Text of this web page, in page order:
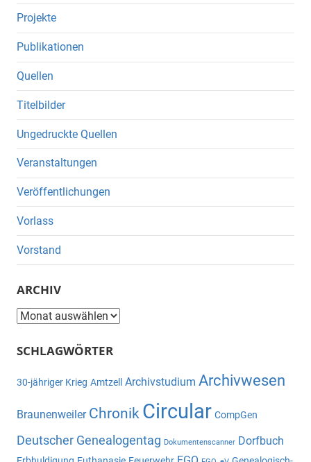
Projekte
Publikationen
Quellen
Titelbilder
Ungedruckte Quellen
Veranstaltungen
Veröffentlichungen
Vorlass
Vorstand
ARCHIV
Archiv
SCHLAGWÖRTER
30-jähriger Krieg Amtzell Archivstudium Archivwesen
Braunenweiler Chronik Circular CompGen
Deutscher Genealogentag Dokumentenscanner Dorfbuch